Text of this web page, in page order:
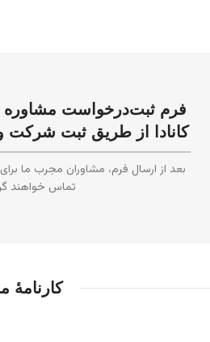
فرم ثبت‌درخواست مشاوره
کانادا از طریق ثبت شرکت
بعد از ارسال فرم، مشاوران مجرب ما
تماس خواهند
کارنامهٔ